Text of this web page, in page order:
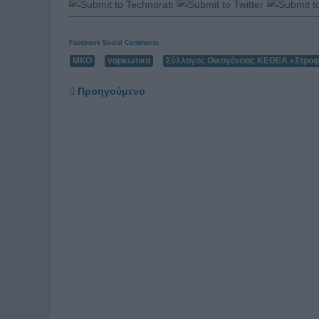
Facebook Social Comments
ΜΚΟ ναρκωτικα Σύλλογος Οικογένειας ΚΕΘΕΑ
Προηγούμενο